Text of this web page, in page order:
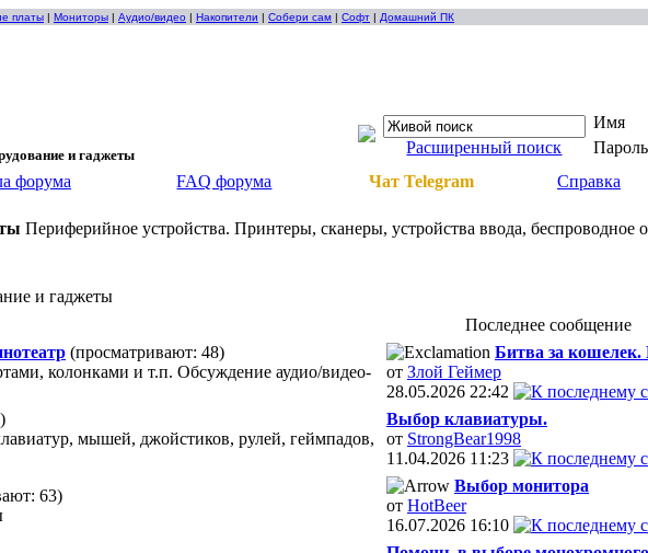
платы | Мониторы | Аудио/видео | Накопители | Собери сам | Софт | Домашний ПК
и гаджеты Расширенный поиск
Имя
Пароль
форума FAQ форума Чат Telegram Справка
Периферийное устройства. Принтеры, сканеры, устройства ввода, беспроводное
и гаджеты
Последнее сообщение
(просматривают: 48)
колонками и т.п. Обсуждение аудио/видео-
Битва за кошелек.
от Злой Геймер
28.05.2026 22:42
мышей, джойстиков, рулей, геймпадов,
Выбор клавиатуры.
от StrongBear1998
11.04.2026 11:23
63)
Выбор монитора
от HotBeer
16.07.2026 16:10